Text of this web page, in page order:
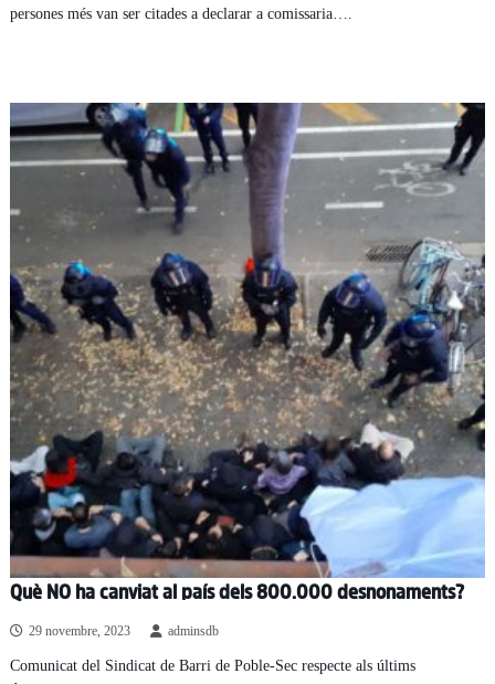
persones més van ser citades a declarar a comissaria….
Què NO ha canviat al país dels 800.000 desnonaments?
29 novembre, 2023 adminsdb
Comunicat del Sindicat de Barri de Poble-Sec respecte als últims